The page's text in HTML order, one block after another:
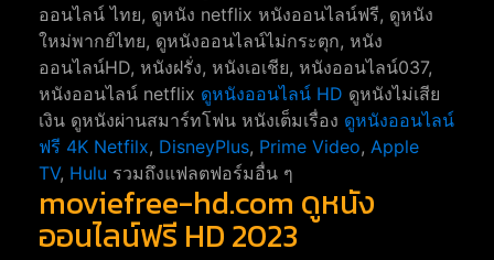
ออนไลน์ ไทย, ดูหนัง netflix หนังออนไลน์ฟรี, ดูหนัง
ใหม่พากย์ไทย, ดูหนังออนไลน์ไม่กระตุก, หนัง
ออนไลน์HD, หนังฝรั่ง, หนังเอเชีย, หนังออนไลน์037,
หนังออนไลน์ netflix ดูหนังออนไลน์ HD ดูหนังไม่เสีย
เงิน ดูหนังผ่านสมาร์ทโฟน หนังเต็มเรื่อง ดูหนังออนไลน์
ฟรี 4K Netfilx, DisneyPlus, Prime Video, Apple
TV, Hulu รวมถึงแฟลตฟอร์มอื่น ๆ
moviefree-hd.com ดูหนัง
ออนไลน์ฟรี HD 2023